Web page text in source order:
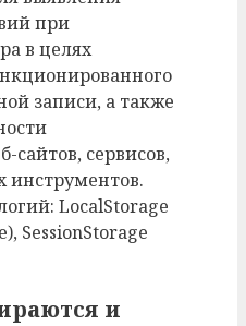
при
в целях
записи, а также
сайтов, сервисов,
LocalStorage
SessionStorage
и